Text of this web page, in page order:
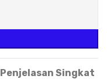
Penjelasan Singkat